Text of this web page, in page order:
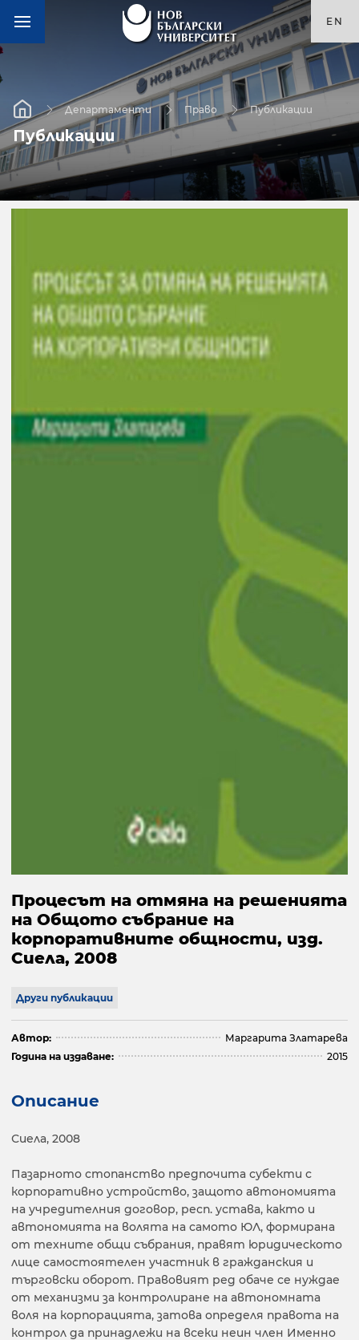
EN
Департаменти Право Публикации
Публикации
Процесът на отмяна на решенията
на Общото събрание на
корпоративните общности, изд.
Сиела, 2008
Други публикации
Автор:
Маргарита Златарева
Година на издаване:
2015
Описание
Сиела, 2008
Пазарното стопанство предпочита субекти с
корпоративно устройство, защото автономията
на учредителния договор, респ. устава, както и
автономията на волята на самото ЮЛ, формирана
от техните общи събрания, правят юридическото
лице самостоятелен участник в гражданския и
търговски оборот. Правовият ред обаче се нуждае
от механизми за контролиране на автономната
воля на корпорацията, затова определя правота на
контрол да принадлежи на всеки неин член Именно